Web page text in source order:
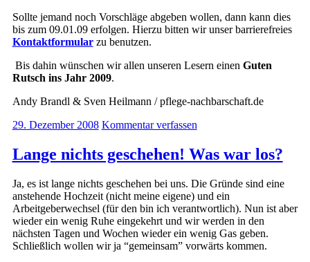
Sollte jemand noch Vorschläge abgeben wollen, dann kann dies
bis zum 09.01.09 erfolgen. Hierzu bitten wir unser barrierefreies
Kontaktformularzu benutzen.
Bis dahin wünschen wir allen unseren Lesern einen Guten
Rutsch ins Jahr 2009.
Andy Brandl & Sven Heilmann / pflege-nachbarschaft.de
29. Dezember 2008 Kommentar verfassen
Lange nichts geschehen! Was war los?
Ja, es ist lange nichts geschehen bei uns. Die Gründe sind eine
anstehende Hochzeit (nicht meine eigene) und ein
Arbeitgeberwechsel (für den bin ich verantwortlich). Nun ist aber
wieder ein wenig Ruhe eingekehrt und wir werden in den
nächsten Tagen und Wochen wieder ein wenig Gas geben.
Schließlich wollen wir ja “gemeinsam” vorwärts kommen.